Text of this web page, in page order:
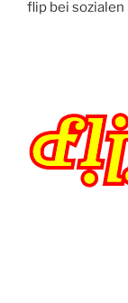
flip bei sozialen